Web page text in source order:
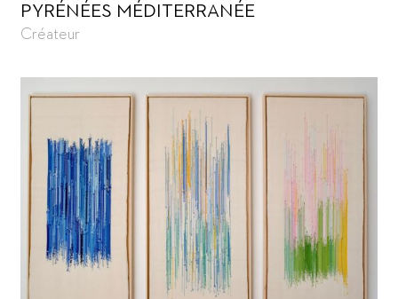
PYRÉNÉES MÉDITERRANÉE
Créateur